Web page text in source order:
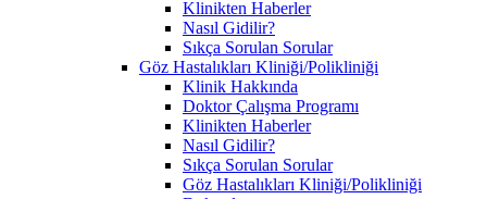
Klinikten Haberler
Nasıl Gidilir?
Sıkça Sorulan Sorular
Göz Hastalıkları Kliniği/Polikliniği
Klinik Hakkında
Doktor Çalışma Programı
Klinikten Haberler
Nasıl Gidilir?
Sıkça Sorulan Sorular
Göz Hastalıkları Kliniği/Polikliniği